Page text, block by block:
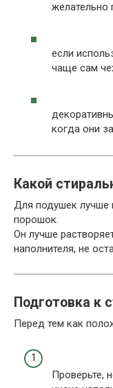
желательно
если
чаще сам
когда они
Какой
Для подушек лучше
порошок.
Он лучше
наполнителя, не
Подготовка к
Перед тем как
Проверьте,